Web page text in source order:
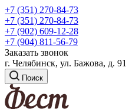
+7 (351) 270-84-73
+7 (351) 270-84-73
+7 (902) 609-12-28
+7 (904) 811-56-79
Заказать звонок
г. Челябинск, ул. Бажова, д. 91
Поиск